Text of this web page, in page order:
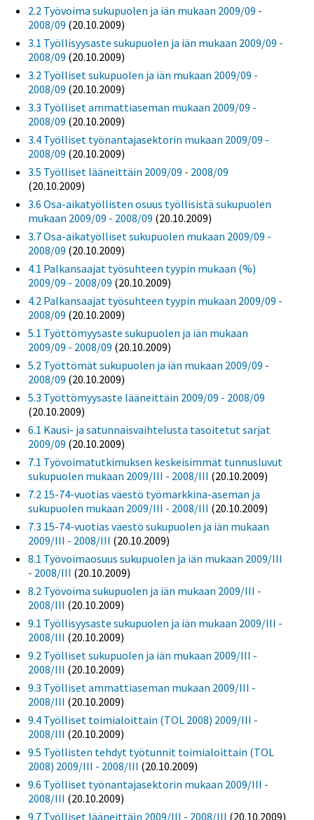
2.2 Työvoima sukupuolen ja iän mukaan 2009/09 -
2008/09 (20.10.2009)
3.1 Työllisyysaste sukupuolen ja iän mukaan 2009/09 -
2008/09 (20.10.2009)
3.2 Työlliset sukupuolen ja iän mukaan 2009/09 -
2008/09 (20.10.2009)
3.3 Työlliset ammattiaseman mukaan 2009/09 -
2008/09 (20.10.2009)
3.4 Työlliset työnantajasektorin mukaan 2009/09 -
2008/09 (20.10.2009)
3.5 Työlliset lääneittäin 2009/09 - 2008/09
(20.10.2009)
3.6 Osa-aikatyöllisten osuus työllisistä sukupuolen
mukaan 2009/09 - 2008/09 (20.10.2009)
3.7 Osa-aikatyölliset sukupuolen mukaan 2009/09 -
2008/09 (20.10.2009)
4.1 Palkansaajat työsuhteen tyypin mukaan (%)
2009/09 - 2008/09 (20.10.2009)
4.2 Palkansaajat työsuhteen tyypin mukaan 2009/09 -
2008/09 (20.10.2009)
5.1 Työttömyysaste sukupuolen ja iän mukaan
2009/09 - 2008/09 (20.10.2009)
5.2 Työttömät sukupuolen ja iän mukaan 2009/09 -
2008/09 (20.10.2009)
5.3 Työttömyysaste lääneittäin 2009/09 - 2008/09
(20.10.2009)
6.1 Kausi- ja satunnaisvaihtelusta tasoitetut sarjat
2009/09 (20.10.2009)
7.1 Työvoimatutkimuksen keskeisimmät tunnusluvut
sukupuolen mukaan 2009/III - 2008/III (20.10.2009)
7.2 15-74-vuotias väestö työmarkkina-aseman ja
sukupuolen mukaan 2009/III - 2008/III (20.10.2009)
7.3 15-74-vuotias väestö sukupuolen ja iän mukaan
2009/III - 2008/III (20.10.2009)
8.1 Työvoimaosuus sukupuolen ja iän mukaan 2009/III
- 2008/III (20.10.2009)
8.2 Työvoima sukupuolen ja iän mukaan 2009/III -
2008/III (20.10.2009)
9.1 Työllisyysaste sukupuolen ja iän mukaan 2009/III -
2008/III (20.10.2009)
9.2 Työlliset sukupuolen ja iän mukaan 2009/III -
2008/III (20.10.2009)
9.3 Työlliset ammattiaseman mukaan 2009/III -
2008/III (20.10.2009)
9.4 Työlliset toimialoittain (TOL 2008) 2009/III -
2008/III (20.10.2009)
9.5 Työllisten tehdyt työtunnit toimialoittain (TOL
2008) 2009/III - 2008/III (20.10.2009)
9.6 Työlliset työnantajasektorin mukaan 2009/III -
2008/III (20.10.2009)
9.7 Työlliset lääneittäin 2009/III - 2008/III (20.10.2009)